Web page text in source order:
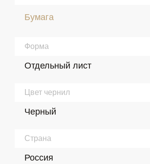
Бумага
Форма
Отдельный лист
Цвет чернил
Черный
Страна
Россия